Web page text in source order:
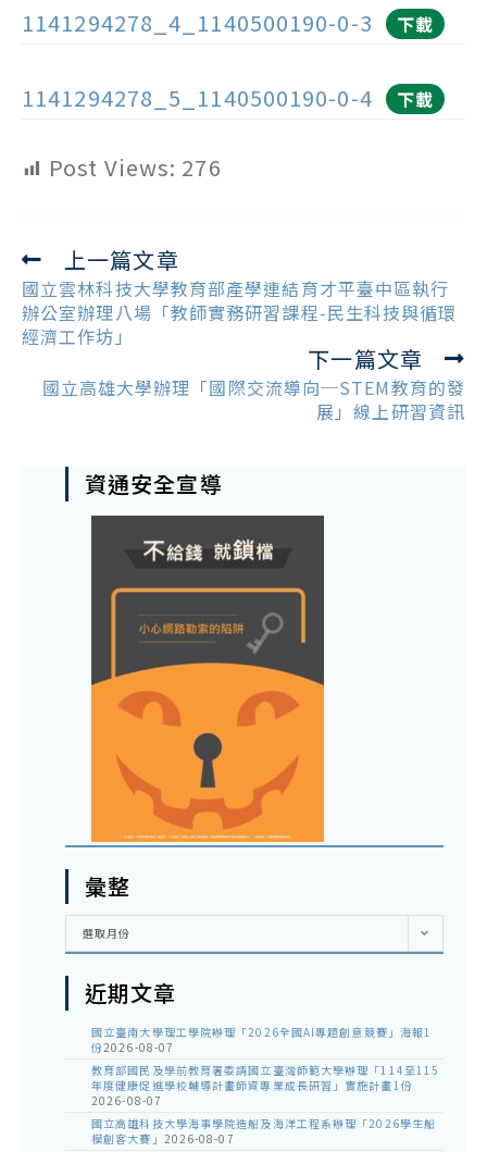
1141294278_4_1140500190-0-3 下載
1141294278_5_1140500190-0-4 下載
Post Views: 276
Read
more
articles
上一篇文章
國立雲林科技大學教育部產學連結育才平臺中區執行
辦公室辦理八場「教師實務研習課程-民生科技與循環
經濟工作坊」
下一篇文章
國立高雄大學辦理「國際交流導向─STEM教育的發
展」線上研習資訊
資通安全宣導
彙整
彙
選取月份
近期文章
國立臺南大學理工學院辦理「2026全國AI專題創意競賽」海報1
份2026-08-07
教育部國民及學前教育署委請國立臺灣師範大學辦理「114至115
年度健康促進學校輔導計畫師資專業成長研習」實施計畫1份
2026-08-07
國立高雄科技大學海事學院造船及海洋工程系辦理「2026學生船
模創客大賽」 2026-08-07